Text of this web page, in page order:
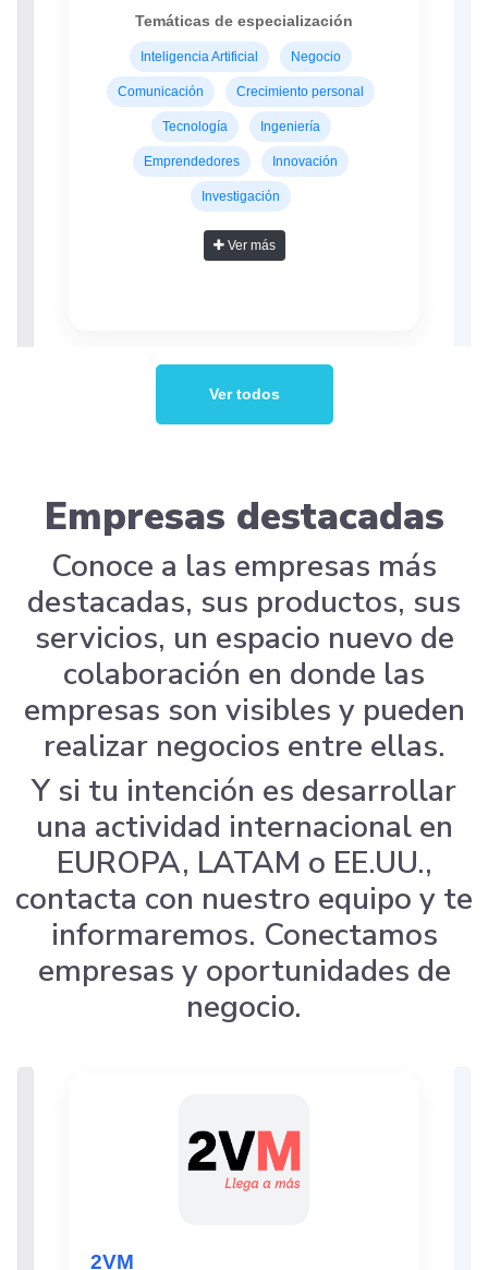
Temáticas de especialización
Inteligencia Artificial Negocio
Comunicación Crecimiento personal
Tecnología Ingeniería
Emprendedores Innovación
Investigación
Ver más
Ver todos
Empresas destacadas
Conoce a las empresas más
destacadas, sus productos, sus
servicios, un espacio nuevo de
colaboración en donde las
empresas son visibles y pueden
realizar negocios entre ellas.
Y si tu intención es desarrollar
una actividad internacional en
EUROPA, LATAM o EE.UU.,
contacta con nuestro equipo y te
informaremos. Conectamos
empresas y oportunidades de
negocio.
2VM